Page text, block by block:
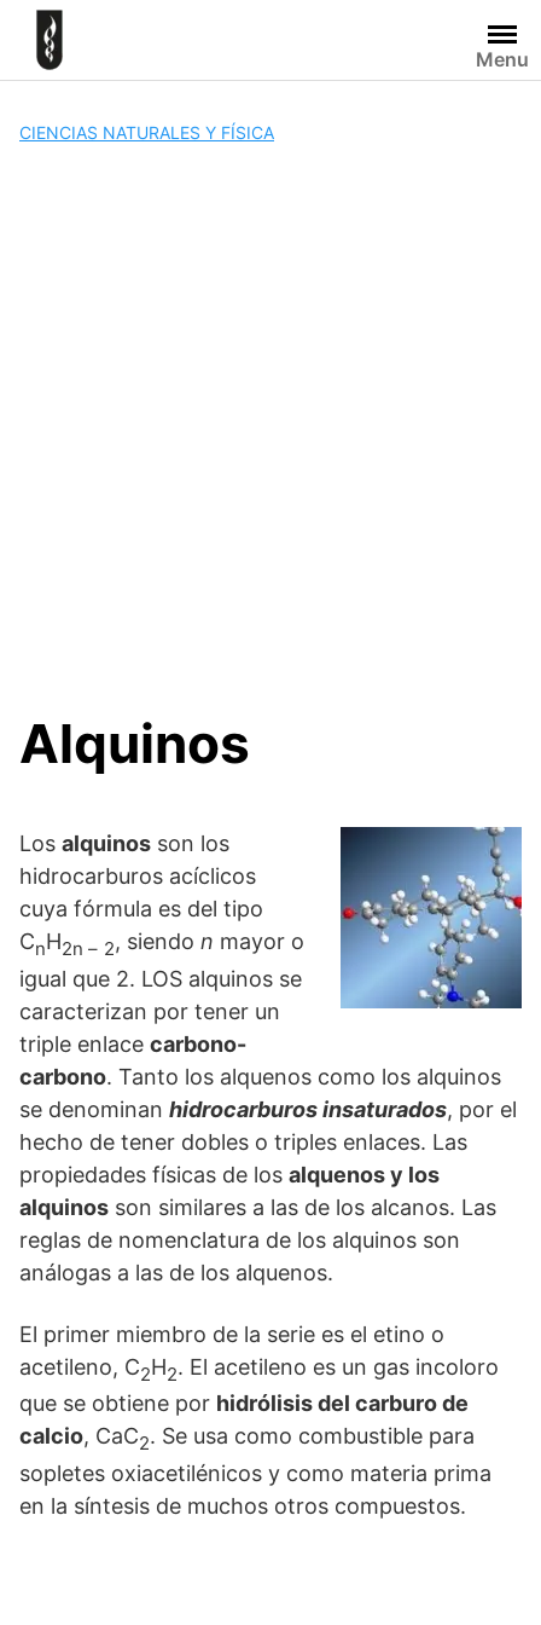
Skip
content
Menu
CIENCIAS NATURALES Y FÍSICA
Alquinos
Los alquinos son los
hidrocarburos acíclicos
cuya fórmula es del tipo
CnH2n – 2, siendo n mayor o
igual que 2. LOS alquinos se
caracterizan por tener un
triple enlace carbono-
carbono. Tanto los alquenos como los alquinos
se denominan hidrocarburos insaturados, por el
hecho de tener dobles o triples enlaces. Las
propiedades físicas de los alquenos y los
alquinos son similares a las de los alcanos. Las
reglas de nomenclatura de los alquinos son
análogas a las de los alquenos.
El primer miembro de la serie es el etino o
acetileno, C2H2. El acetileno es un gas incoloro
que se obtiene por hidrólisis del carburo de
calcio, CaC2. Se usa como combustible para
sopletes oxiacetilénicos y como materia prima
en la síntesis de muchos otros compuestos.